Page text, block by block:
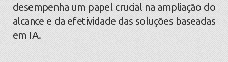
desempenha um papel crucial na ampliação do
alcance e da efetividade das soluções baseadas
em IA.